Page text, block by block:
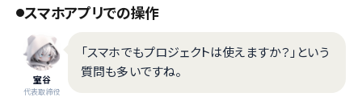
スマホアプリでの操作
室谷
代表取締役
「スマホでもプロジェクトは使えますか？」という
質問も多いですね。